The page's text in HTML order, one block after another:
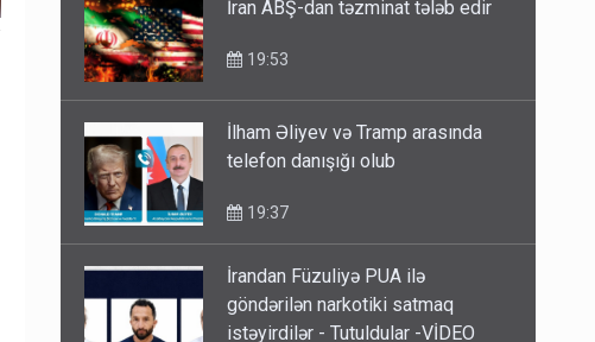
16:18
sülhdə də qalib gəldi - Hikmət
Hacıyev
15:02
Pakistan prezidentindən
13:58
İlham Əliyev və Tramp arasında
İrandan Füzuliyə PUA ilə
göndərilən narkotiki satmaq